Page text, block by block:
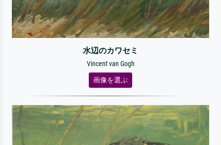
水辺のカワセミ
Vincent van Gogh
画像を選ぶ